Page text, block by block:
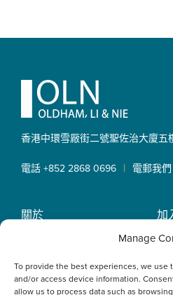
Manage
To provide the best experiences, we
and/or access device information.
allow us to process data such as
Footer
香港中環雪厰街二號聖佐治大廈五
電話 +852 2868 0696 | 電郵我們
關於
最新消息
辦事處
加
私